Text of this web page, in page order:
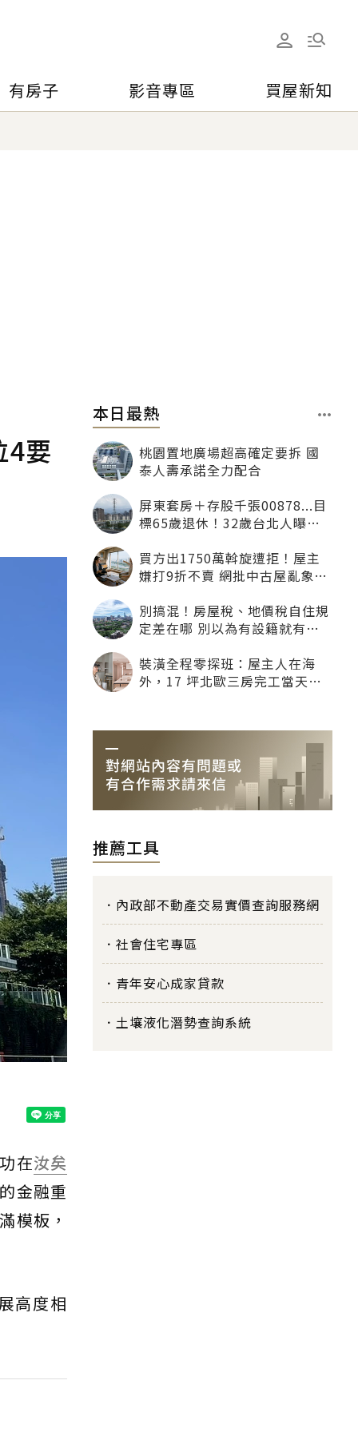
有房子 影音專區 買屋新知
4要
在汝矣
金融重
模板，
高度相
本日最熱
桃園置地廣場超高確定要拆 國
泰人壽承諾全力配合
屏東套房＋存股千張00878...目
標65歲退休！32歲台北人曝：
買方出1750萬斡旋遭拒！屋主
嫌打9折不賣 網批中古屋亂象：
別搞混！房屋稅、地價稅自住規
定差在哪 別以為有設籍就有優
裝潢全程零探班：屋主人在海
外，17 坪北歐三房完工當天才
推薦工具
內政部不動產交易實價查詢服務網
社會住宅專區
青年安心成家貸款
土壤液化潛勢查詢系統